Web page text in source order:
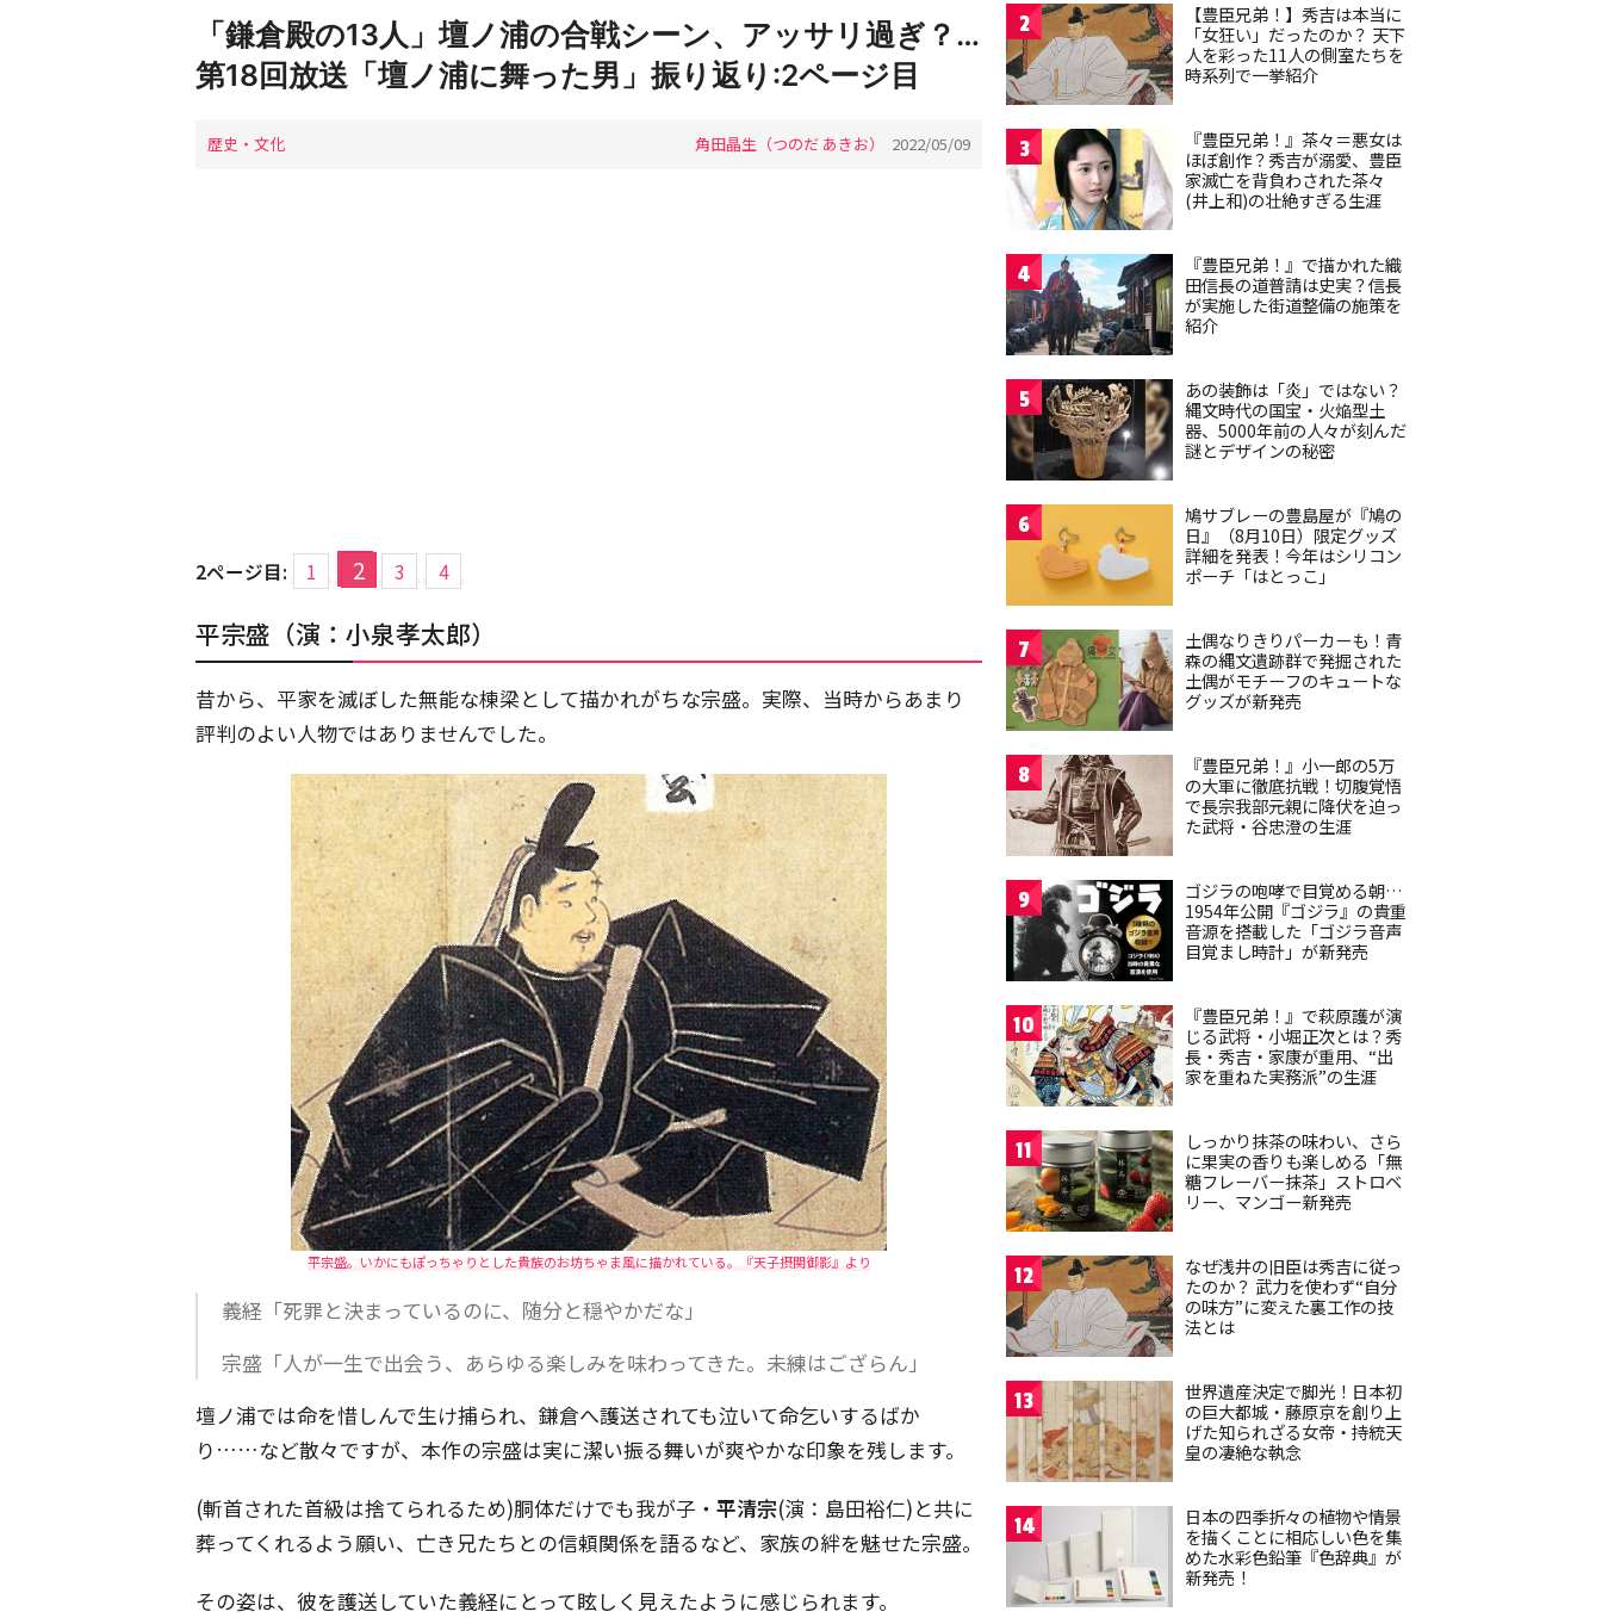
「鎌倉殿の13人」壇ノ浦の合戦シーン、アッサリ過ぎ？…
第18回放送「壇ノ浦に舞った男」振り返り:2ページ目
歴史・文化 角田晶生（つのだ あきお） 2022/05/09
2ページ目: 1 2 3 4
平宗盛（演：小泉孝太郎）
昔から、平家を滅ぼした無能な棟梁として描かれがちな宗盛。実際、当時からあまり
評判のよい人物ではありませんでした。
平宗盛。いかにもぽっちゃりとした貴族のお坊ちゃま風に描かれている。『天子摂関御影』より
義経「死罪と決まっているのに、随分と穏やかだな」
宗盛「人が一生で出会う、あらゆる楽しみを味わってきた。未練はござらん」
壇ノ浦では命を惜しんで生け捕られ、鎌倉へ護送されても泣いて命乞いするばか
り……など散々ですが、本作の宗盛は実に潔い振る舞いが爽やかな印象を残します。
(斬首された首級は捨てられるため)胴体だけでも我が子・ 平清宗(演：島田裕仁)と共に
葬ってくれるよう願い、亡き兄たちとの信頼関係を語るなど、家族の絆を魅せた宗盛。
その姿は、彼を護送していた義経にとって眩しく見えたように感じられます。
2
【豊臣兄弟！】秀吉は本当に
「女狂い」だったのか？ 天下
人を彩った11人の側室たちを
時系列で一挙紹介
3
『豊臣兄弟！』茶々＝悪女は
ほぼ創作？秀吉が溺愛、豊臣
家滅亡を背負わされた茶々
(井上和)の壮絶すぎる生涯
4
『豊臣兄弟！』で描かれた織
田信長の道普請は史実？信長
が実施した街道整備の施策を
紹介
5
あの装飾は「炎」ではない？
縄文時代の国宝・火焔型土
器、5000年前の人々が刻んだ
謎とデザインの秘密
6
鳩サブレーの豊島屋が『鳩の
日』（8月10日）限定グッズ
詳細を発表！今年はシリコン
ポーチ「はとっこ」
7
土偶なりきりパーカーも！青
森の縄文遺跡群で発掘された
土偶がモチーフのキュートな
グッズが新発売
8
『豊臣兄弟！』小一郎の5万
の大軍に徹底抗戦！切腹覚悟
で長宗我部元親に降伏を迫っ
た武将・谷忠澄の生涯
9
ゴジラの咆哮で目覚める朝…
1954年公開『ゴジラ』の貴重
音源を搭載した「ゴジラ音声
目覚まし時計」が新発売
10
『豊臣兄弟！』で萩原護が演
じる武将・小堀正次とは？秀
長・秀吉・家康が重用、“出
家を重ねた実務派”の生涯
11
しっかり抹茶の味わい、さら
に果実の香りも楽しめる「無
糖フレーバー抹茶」ストロベ
リー、マンゴー新発売
12
なぜ浅井の旧臣は秀吉に従っ
たのか？ 武力を使わず“自分
の味方”に変えた裏工作の技
法とは
13
世界遺産決定で脚光！日本初
の巨大都城・藤原京を創り上
げた知られざる女帝・持統天
皇の凄絶な執念
14
日本の四季折々の植物や情景
を描くことに相応しい色を集
めた水彩色鉛筆『色辞典』が
新発売！